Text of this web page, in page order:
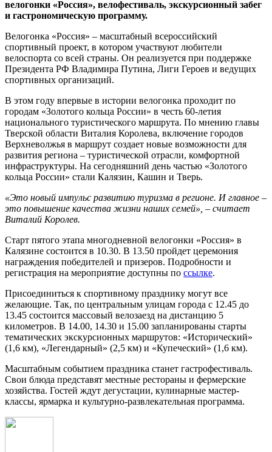
велогонки «Россия», велофестиваль, экскурсионный забег
и гастрономическую программу.
Велогонка «Россия» – масштабный всероссийский
спортивный проект, в котором участвуют любители
велоспорта со всей страны. Он реализуется при поддержке
Президента РФ Владимира Путина, Лиги Героев и ведущих
спортивных организаций.
В этом году впервые в истории велогонка проходит по
городам «Золотого кольца России» в честь 60-летия
национального туристического маршрута. По мнению главы
Тверской области Виталия Королева, включение городов
Верхневолжья в маршрут создает новые возможности для
развития региона – туристической отрасли, комфортной
инфраструктуры. На сегодняшний день частью «Золотого
кольца России» стали Калязин, Кашин и Тверь.
«Это новый импульс развитию туризма в регионе. И главное –
это повышение качества жизни наших семей», – считает
Виталий Королев.
Старт пятого этапа многодневной велогонки «Россия» в
Калязине состоится в 10.30. В 13.50 пройдет церемония
награждения победителей и призеров. Подробности и
регистрация на мероприятие доступны по ссылке.
Присоединиться к спортивному празднику могут все
желающие. Так, по центральным улицам города с 12.45 до
13.45 состоится массовый велозаезд на дистанцию 5
километров. В 14.00, 14.30 и 15.00 запланированы старты
тематических экскурсионных маршрутов: «Исторический»
(1,6 км), «Легендарный» (2,5 км) и «Купеческий» (1,6 км).
Масштабным событием праздника станет гастрофестиваль.
Свои блюда представят местные рестораны и фермерские
хозяйства. Гостей ждут дегустации, кулинарные мастер-
классы, ярмарка и культурно-развлекательная программа.